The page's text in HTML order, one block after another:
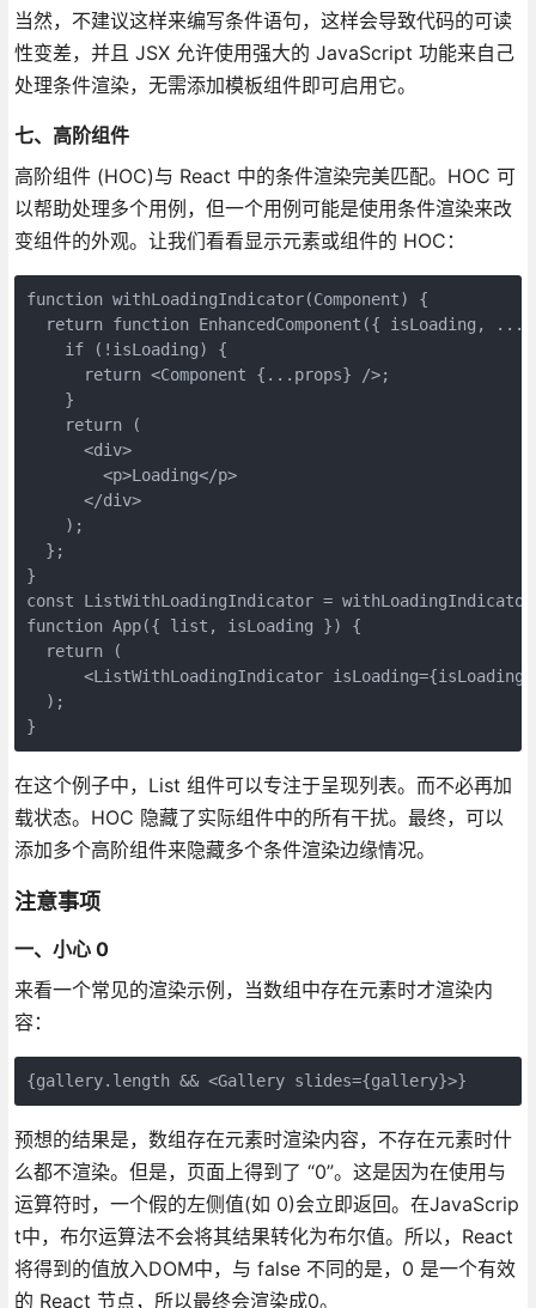
当然，不建议这样来编写条件语句，这样会导致代码的可读
性变差，并且 JSX 允许使用强大的 JavaScript 功能来自己
处理条件渲染，无需添加模板组件即可启用它。
七、高阶组件
高阶组件 (HOC)与 React 中的条件渲染完美匹配。HOC 可
以帮助处理多个用例，但一个用例可能是使用条件渲染来改
变组件的外观。让我们看看显示元素或组件的 HOC：
function withLoadingIndicator(Component) {
return function EnhancedComponent({ isLoading,
    if (!isLoading) {
      return <Component {...props} />;
    }
    return (
      <div>
        <p>Loading</p>
      </div>
    );
  };
}
const ListWithLoadingIndicator =
function App({ list, isLoading }) {
  return (
<ListWithLoadingIndicator
  );
}
在这个例子中，List 组件可以专注于呈现列表。而不必再加
载状态。HOC 隐藏了实际组件中的所有干扰。最终，可以
添加多个高阶组件来隐藏多个条件渲染边缘情况。
注意事项
一、小心 0
来看一个常见的渲染示例，当数组中存在元素时才渲染内
容：
{gallery.length && <Gallery slides={gallery}>}
预想的结果是，数组存在元素时渲染内容，不存在元素时什
么都不渲染。但是，页面上得到了 “0”。这是因为在使用与
运算符时，一个假的左侧值(如 0)会立即返回。在JavaScrip
t中，布尔运算法不会将其结果转化为布尔值。所以，React
将得到的值放入DOM中，与 false 不同的是，0 是一个有效
的 React 节点，所以最终会渲染成0。